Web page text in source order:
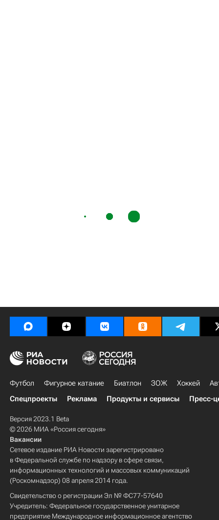
Футбол Фигурное катание Биатлон ЗОЖ Хоккей
Спецпроекты
Реклама Продукты и сервисы Пресс-
Версия 2023.1 Beta
© 2026 МИА «Россия сегодня»
Вакансии
Сетевое издание РИА Новости зарегистрировано
в Федеральной службе по надзору в сфере связи,
информационных технологий и массовых коммуникаций
(Роскомнадзор) 08 апреля 2014 года.
Свидетельство о регистрации Эл № ФС77-57640
Учредитель: Федеральное государственное унитарное
предприятие Международное информационное агентство